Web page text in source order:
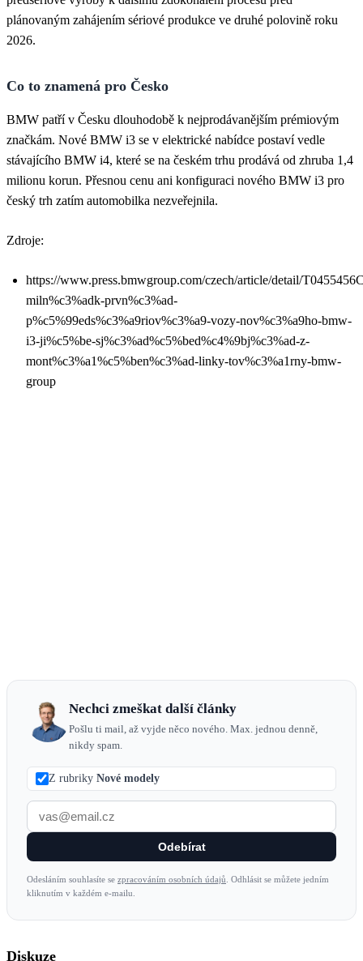
plánovaným zahájením sériové produkce ve druhé polovině roku
2026.
Co to znamená pro Česko
BMW patří v Česku dlouhodobě k nejprodávanějším prémiovým
značkám. Nové BMW i3 se v elektrické nabídce postaví vedle
stávajícího BMW i4, které se na českém trhu prodává od zhruba 1,4
milionu korun. Přesnou cenu ani konfiguraci nového BMW i3 pro
český trh zatím automobilka nezveřejnila.
Zdroje:
https://www.press.bmwgroup.com/czech/article/detail/
miln%c3%adk-prvn%c3%ad-
p%c5%99eds%c3%a9riov%c3%a9-vozy-nov%c3%a9ho-bmw-
i3-ji%c5%be-sj%c3%ad%c5%bed%c4%9bj%c3%ad-z-
mont%c3%a1%c5%ben%c3%ad-linky-tov%c3%a1rny-bmw-
group
Nechci zmeškat další články
Pošlu ti mail, až vyjde něco nového. Max. jednou denně,
nikdy spam.
Z rubriky Nové modely
Odebírat
Odesláním souhlasíte se zpracováním osobních údajů . Odhlásit se můžete jedním
kliknutím v každém e-mailu.
Diskuze